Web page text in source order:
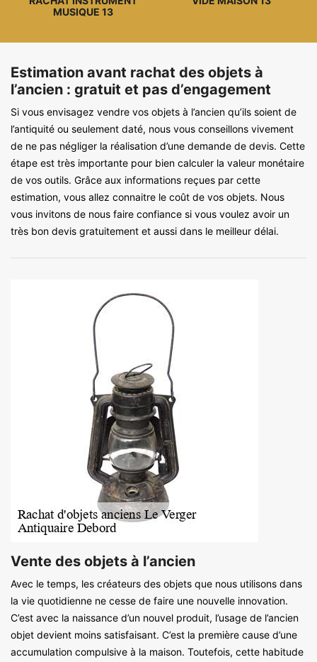
MUSIQUE 13
Estimation avant rachat des objets à
l’ancien : gratuit et pas d’engagement
Si vous envisagez vendre vos objets à l’ancien qu’ils soient de
l’antiquité ou seulement daté, nous vous conseillons vivement
de ne pas négliger la réalisation d’une demande de devis. Cette
étape est très importante pour bien calculer la valeur monétaire
de vos outils. Grâce aux informations reçues par cette
estimation, vous allez connaitre le coût de vos objets. Nous
vous invitons de nous faire confiance si vous voulez avoir un
très bon devis gratuitement et aussi dans le meilleur délai.
Vente des objets à l’ancien
Avec le temps, les créateurs des objets que nous utilisons dans
la vie quotidienne ne cesse de faire une nouvelle innovation.
C’est avec la naissance d’un nouvel produit, l’usage de l’ancien
objet devient moins satisfaisant. C’est la première cause d’une
accumulation compulsive à la maison. Toutefois, cette habitude